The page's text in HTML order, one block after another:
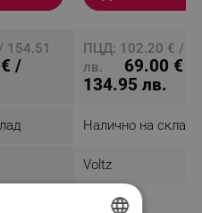
154.51
/
ПЦД: 102.20 € /
лв.
69.00 € /
134.95 лв.
Налично на склад
Voltz
5.75 kg